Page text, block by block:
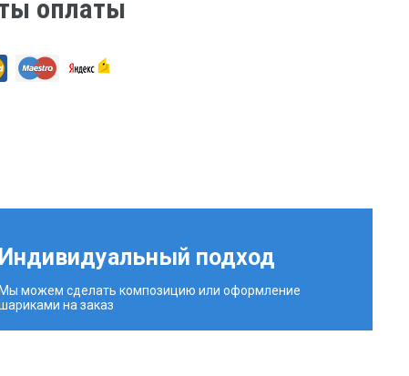
оплаты
Индивидуальный подход
можем сделать композицию или оформление
на заказ